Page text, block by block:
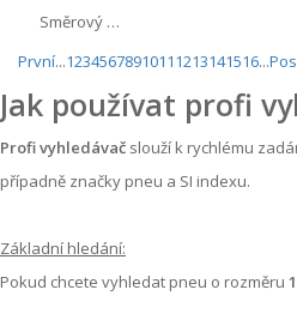
Směrový …
První...12345678910111213141516...
Jak používat profi
Profi vyhledávač slouží k rychlému
případně značky pneu a SI indexu.
Základní hledání:
Pokud chcete vyhledat pneu o rozměru